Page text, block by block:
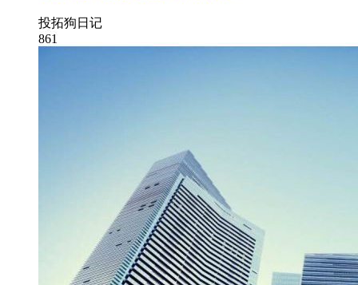
投拓狗日记
861